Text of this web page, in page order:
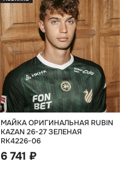
МАЙКА ОРИГИНАЛЬНАЯ RUBIN
KAZAN 26-27 ЗЕЛЕНАЯ
RK4226-06
6 741 ₽